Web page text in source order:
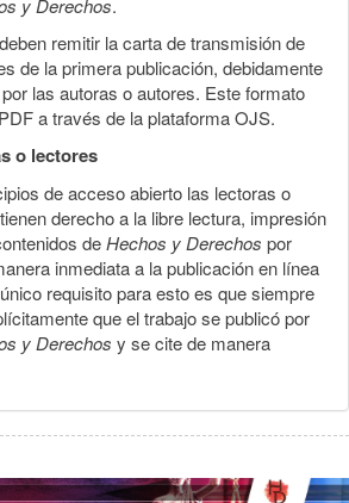
y Derechos.
remitir la carta de transmisión de
de la primera publicación, debidamente
las autoras o autores. Este formato
a través de la plataforma OJS.
o lectores
de acceso abierto las lectoras o
derecho a la libre lectura, impresión
deHechos y Derechos por
inmediata a la publicación en línea
requisito para esto es que siempre
que el trabajo se publicó por
y Derechos y se cite de manera